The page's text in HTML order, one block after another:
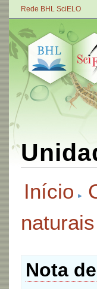
Rede BHL SciELO
Início
naturais
Nota